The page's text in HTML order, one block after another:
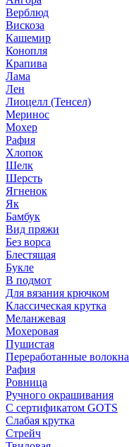
Верблюд
Вискоза
Кашемир
Конопля
Крапива
Лама
Лен
Лиоцелл (Тенсел)
Меринос
Мохер
Рафия
Хлопок
Шелк
Шерсть
Ягненок
Як
Бамбук
Вид пряжи
Без ворса
Блестящая
Букле
В подмот
Для вязания крючком
Классическая крутка
Меланжевая
Мохеровая
Пушистая
Переработанные волокна
Рафия
Ровница
Ручного окрашивания
С сертификатом GOTS
Слабая крутка
Стрейч